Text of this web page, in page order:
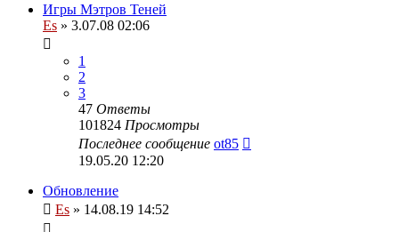
Игры Мэтров Теней
Es » 3.07.08 02:06
1
2
3
47 Ответы
101824 Просмотры
Последнее сообщение ot85
19.05.20 12:20
Обновление
Es » 14.08.19 14:52